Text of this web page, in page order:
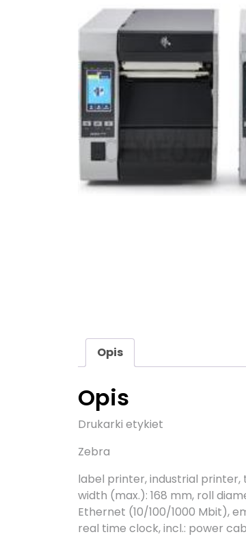
Opis
Opis
Drukarki etykiet
Zebra
label printer, industrial printer,
width (max.): 168 mm, roll
Ethernet (10/100/1000 Mbit),
real time clock, incl.: power